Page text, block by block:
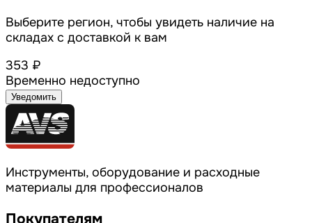
Выберите регион, чтобы увидеть наличие на
складах с доставкой к вам
353 ₽
Временно недоступно
Уведомить
Инструменты, оборудование и расходные
материалы для профессионалов
Покупателям